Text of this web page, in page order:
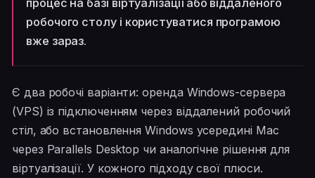
процес на базі віртуалізації або віддаленого
робочого столу і користуватися програмою
вже зараз.
Є два робочі варіанти: оренда Windows-сервера
(VPS) із підключенням через віддалений робочий
стіл, або встановлення Windows усередині Mac
через Parallels Desktop чи аналогічне рішення для
віртуалізації. У кожного підходу свої плюси.